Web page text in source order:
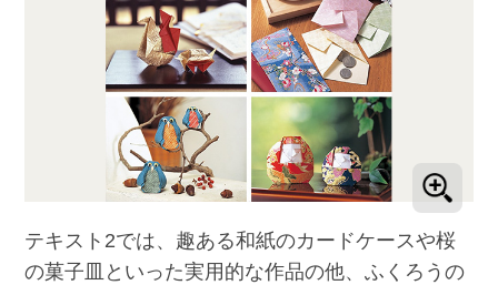
テキスト2では、趣ある和紙のカードケースや桜
の菓子皿といった実用的な作品の他、ふくろうの